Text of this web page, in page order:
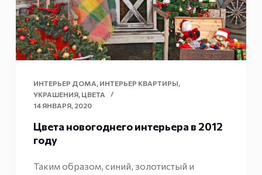
ИНТЕРЬЕР ДОМА, ИНТЕРЬЕР КВАРТИРЫ,
УКРАШЕНИЯ, ЦВЕТА
14 ЯНВАРЯ, 2020
Цвета новогоднего интерьера в 2012
году
Таким образом, синий, золотистый и